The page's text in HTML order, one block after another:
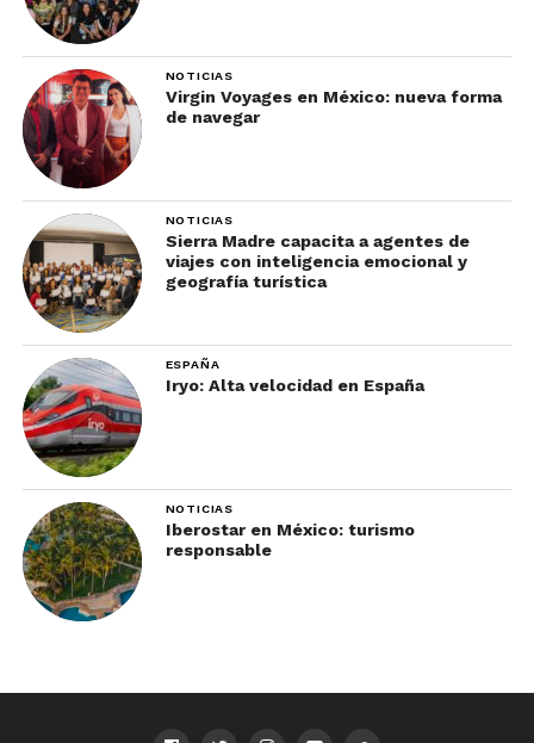
NOTICIAS
Virgin Voyages en México: nueva forma
de navegar
NOTICIAS
Sierra Madre capacita a agentes de
viajes con inteligencia emocional y
geografía turística
ESPAÑA
Iryo: Alta velocidad en España
NOTICIAS
Iberostar en México: turismo
responsable